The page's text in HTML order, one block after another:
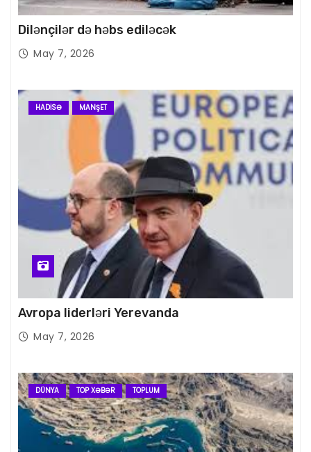
Dilənçilər də həbs ediləcək
May 7, 2026
HADISƏ MANŞET
Avropa liderləri Yerevanda
May 7, 2026
DÜNYA TOP XƏBƏR TOPLUM